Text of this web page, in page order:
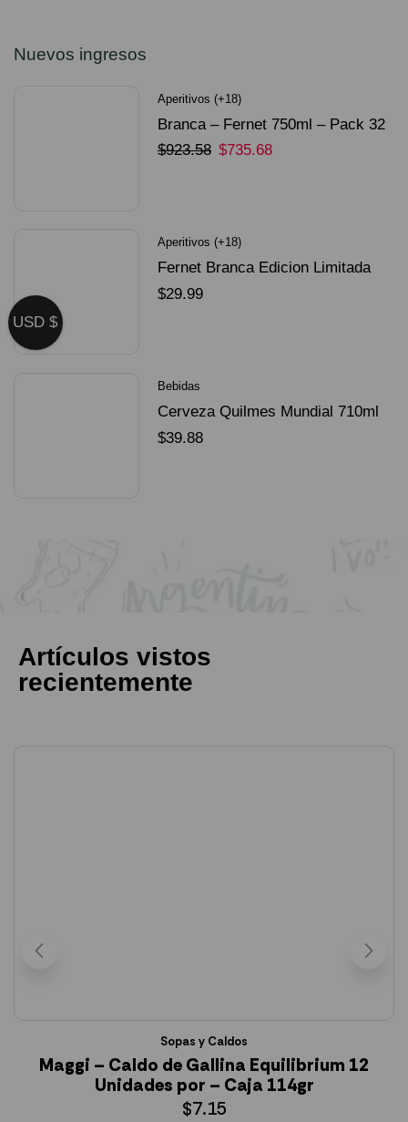
Nuevos ingresos
Aperitivos (+18)
Branca – Fernet 750ml – Pack 32
Unidades
$923.58 $735.68
Aperitivos (+18)
Fernet Branca Edicion Limitada
Dorado Mundial
$29.99
Bebidas
Cerveza Quilmes Mundial 710ml
packX4
$39.88
Artículos vistos
recientemente
Sopas y Caldos
Maggi – Caldo de Gallina Equilibrium 12
Unidades por – Caja 114gr
$7.15
USD $